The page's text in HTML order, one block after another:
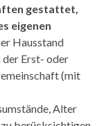
gestattet,
eigenen
Hausstand
der Erst- oder
(mit
Alter